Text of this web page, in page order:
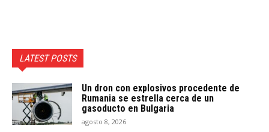
LATEST POSTS
Un dron con explosivos procedente de
Rumania se estrella cerca de un
gasoducto en Bulgaria
agosto 8, 2026